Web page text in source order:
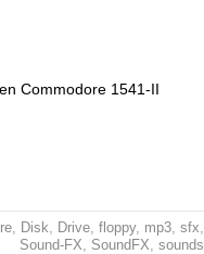
Commodore 1541-II
, Disk, Drive, floppy, mp3, sfx,
Sound-FX, SoundFX, sounds